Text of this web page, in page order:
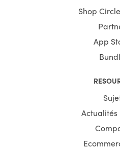
Shop
App
Actualités